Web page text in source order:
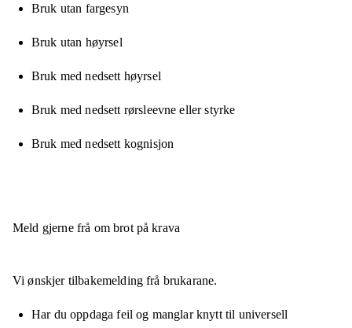
Bruk utan fargesyn
Bruk utan høyrsel
Bruk med nedsett høyrsel
Bruk med nedsett rørsleevne eller styrke
Bruk med nedsett kognisjon
Meld gjerne frå om brot på krava
Vi ønskjer tilbakemelding frå brukarane.
Har du oppdaga feil og manglar knytt til universell